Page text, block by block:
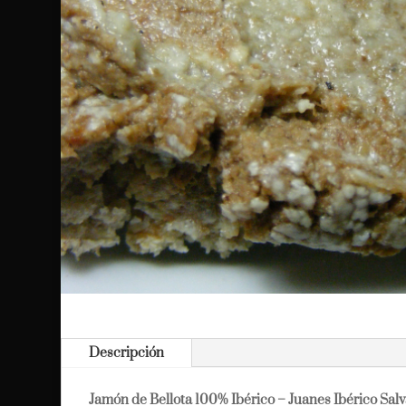
Descripción
Jamón de Bellota 100% Ibérico – Juanes Ibérico